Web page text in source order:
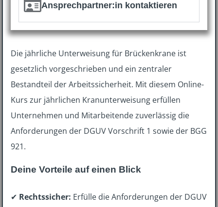
Ansprechpartner:in kontaktieren
Die jährliche Unterweisung für Brückenkrane ist
gesetzlich vorgeschrieben und ein zentraler
Bestandteil der Arbeitssicherheit. Mit diesem Online-
Kurs zur jährlichen Kranunterweisung erfüllen
Unternehmen und Mitarbeitende zuverlässig die
Anforderungen der DGUV Vorschrift 1 sowie der BGG
921.
Deine Vorteile auf einen Blick
✔ Rechtssicher: Erfülle die Anforderungen der DGUV